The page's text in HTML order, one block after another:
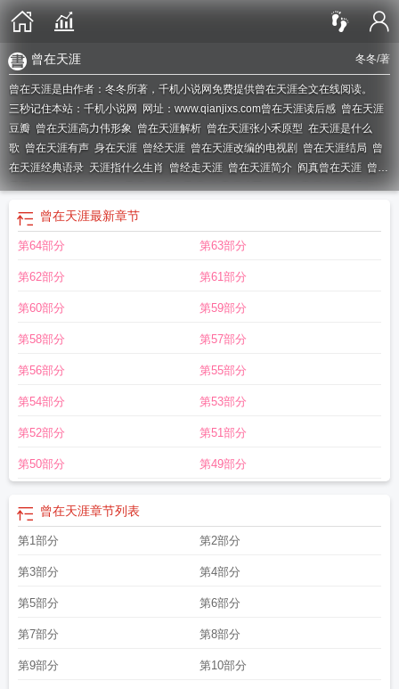
冬冬/著
曾在天涯
曾在天涯是由作者：冬冬所著，千机小说网免费提供曾在天涯全文在线阅读。
三秒记住本站：千机小说网 网址：www.qianjixs.com曾在天涯读后感 曾在天涯
豆瓣 曾在天涯高力伟形象 曾在天涯解析 曾在天涯张小禾原型 在天涯是什么
歌 曾在天涯有声 身在天涯 曾经天涯 曾在天涯改编的电视剧 曾在天涯结局 曾
在天涯经典语录 天涯指什么生肖 曾经走天涯 曾在天涯简介 阎真曾在天涯 曾经
天涯什么的歌词歌词 在天涯曾经的天涯在天涯谁写的曾在天涯全文免费阅
曾在天涯在线阅读 曾在天涯故事梗概
思 曾在天涯拍电视了吗
曾在天涯最新章节
第64部分 第63部分
第62部分 第61部分
第60部分 第59部分
第58部分 第57部分
第56部分 第55部分
第54部分 第53部分
第52部分 第51部分
第50部分 第49部分
曾在天涯章节列表
第1部分 第2部分
第3部分 第4部分
第5部分 第6部分
第7部分 第8部分
第9部分 第10部分